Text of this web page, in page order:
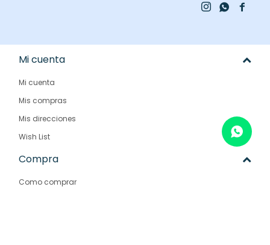

 
Mi cuenta
Mi cuenta
Mis compras
Mis direcciones
Wish List
Compra
Como comprar